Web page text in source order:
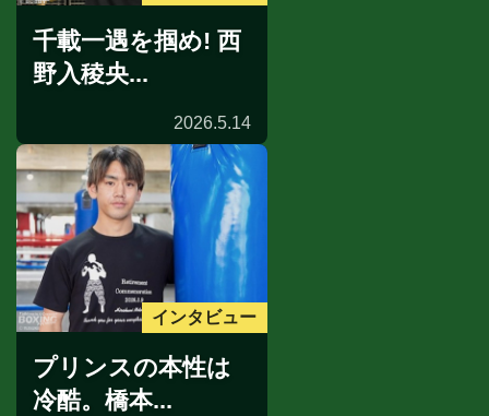
千載一遇を掴め! 西
野入稜央...
2026.5.14
インタビュー
プリンスの本性は
冷酷。橋本...